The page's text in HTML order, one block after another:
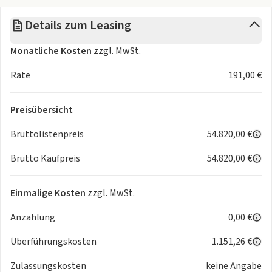
- Netztrennwand
- Notrufsystem
- Radschrauben mit Diebstahlsicherung
- Spurhalteassistent
- Spurwechselassistent
- Wegfahrsperre
- Allrad
- 7-Gang-Automatikgetriebe
- Sitzheizung vorne
- Fahrersitz elektrisch einstellbar
Details zum Leasing
Monatliche Kosten zzgl. MwSt.
Rate
191,00 €
Preisübersicht
Bruttolistenpreis
54.820,00 €
Brutto Kaufpreis
54.820,00 €
Einmalige Kosten zzgl. MwSt.
Anzahlung
0,00 €
Überführungskosten
1.151,26 €
Zulassungskosten
keine Angabe